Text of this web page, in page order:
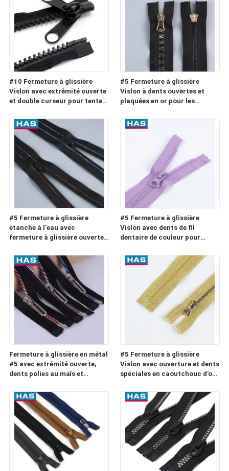
#10 Fermeture à glissière
Vislon avec extrémité ouverte
et double curseur pour tente
#5 Fermeture à glissière
Vislon à dents ouvertes et
plaquées en or pour les
ménagers
#5 Fermeture à glissière
étanche à l'eau avec
fermeture à glissière ouverte
glissière à double fil de
couleur pour les vêtements
#5 Fermeture à glissière
Vislon avec dents de fil
dentaire de couleur pour
Fermeture à glissière en métal
#5 avec extrémité ouverte,
dents polies au maïs et
#5 Fermeture à glissière
Vislon avec ouverture et dents
spéciales en caoutchouc d'or